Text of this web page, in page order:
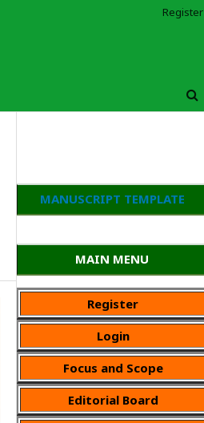
Register
MANUSCRIPT TEMPLATE
MAIN MENU
Register
Login
Focus and Scope
Editorial Board